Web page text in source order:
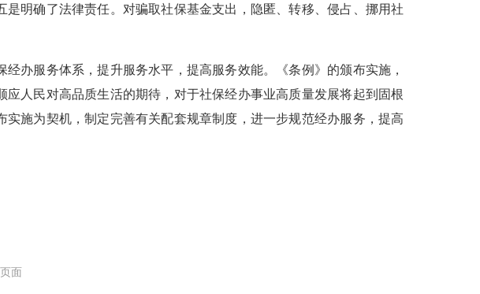
明确了法律责任。对骗取社保基金支出，隐匿、转移、侵占、挪用社
服务体系，提升服务水平，提高服务效能。《条例》的颁布实施，
人民对高品质生活的期待，对于社保经办事业高质量发展将起到固根
施为契机，制定完善有关配套规章制度，进一步规范经办服务，提高
面